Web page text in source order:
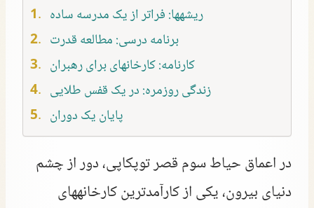
ریشهها: فراتر از یک مدرسه ساده
برنامه درسی: مطالعه قدرت
کارنامه: کارخانهای برای رهبران
زندگی روزمره: در یک قفس طلایی
پایان یک دوران
در اعماق حیاط سوم قصر توپکاپی، دور از چشم
دنیای بیرون، یکی از کارآمدترین کارخانههای